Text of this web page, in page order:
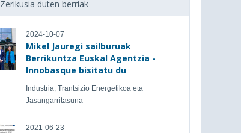
Zerikusia duten berriak
2024-10-07
Mikel Jauregi sailburuak
Berrikuntza Euskal Agentzia -
Innobasque bisitatu du
Industria, Trantsizio Energetikoa eta
Jasangarritasuna
2021-06-23